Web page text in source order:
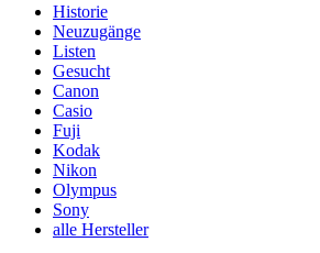
Historie
Neuzugänge
Listen
Gesucht
Canon
Casio
Fuji
Kodak
Nikon
Olympus
Sony
alle Hersteller